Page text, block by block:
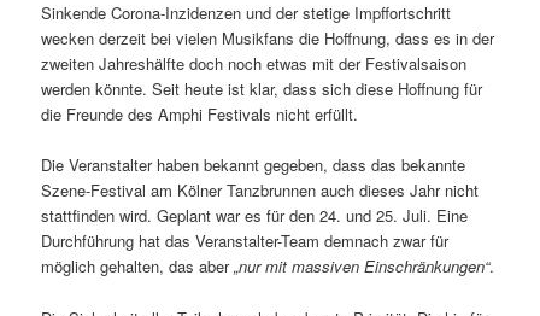
Sinkende Corona-Inzidenzen und der stetige Impffortschritt
wecken derzeit bei vielen Musikfans die Hoffnung, dass es in der
zweiten Jahreshälfte doch noch etwas mit der Festivalsaison
werden könnte. Seit heute ist klar, dass sich diese Hoffnung für
die Freunde des Amphi Festivals nicht erfüllt.
Die Veranstalter haben bekannt gegeben, dass das bekannte
Szene-Festival am Kölner Tanzbrunnen auch dieses Jahr nicht
stattfinden wird. Geplant war es für den 24. und 25. Juli. Eine
Durchführung hat das Veranstalter-Team demnach zwar für
möglich gehalten, das aber„nur mit massiven Einschränkungen“.